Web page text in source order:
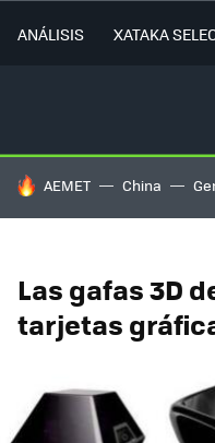
ANÁLISIS XATAKA
HOY SE HABLA DE
AEMET China
Las gafas 3D
tarjetas